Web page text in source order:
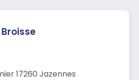
17260 Jazennes